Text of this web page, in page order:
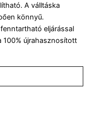
A válltáska
könnyű.
eljárással
100% újrahasznosított